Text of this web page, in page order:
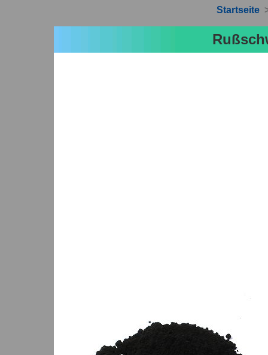
Startseite